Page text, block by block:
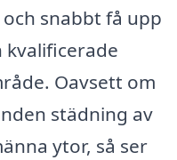
snabbt få upp
Oavsett om
städning av
ytor, så ser